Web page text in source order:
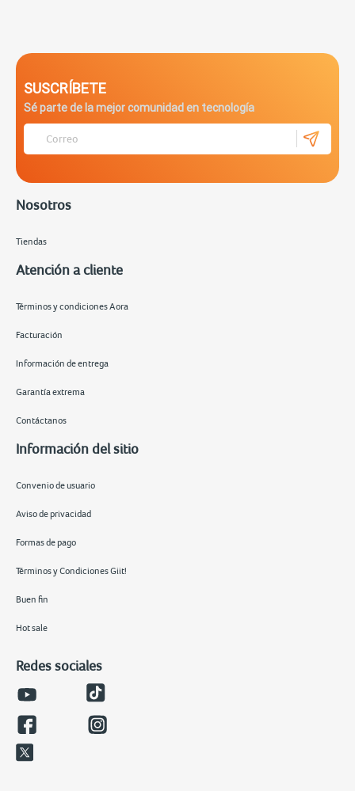
SUSCRÍBETE
Sé parte de la mejor comunidad en tecnología
Nosotros
Tiendas
Atención a cliente
Términos y condiciones Aora
Facturación
Información de entrega
Garantía extrema
Contáctanos
Información del sitio
Convenio de usuario
Aviso de privacidad
Formas de pago
Términos y Condiciones Giit!
Buen fin
Hot sale
Redes sociales